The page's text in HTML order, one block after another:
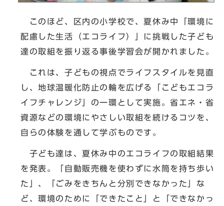
このほど、区内の小学校で、夏休み中「環境に
配慮した生活（エコライフ）」に挑戦した子ども
達の取組を振り返る事後学習会が開かれました。
これは、子どもの視点でライフスタイルを見直
し、地球温暖化防止の輪を広げる「こどもエコラ
イフチャレンジ」の一環として実施。省エネ・省
資源などの環境にやさしい取組を続けるコツを、
自らの体験を通して学ぶものです。
子ども達は、夏休み中のエコライフの取組結果
を発表。「自動販売機を使わずに水筒を持ち歩い
た」、「ごみをきちんと分別できなかった」な
ど、環境のために「できたこと」と「できなかっ